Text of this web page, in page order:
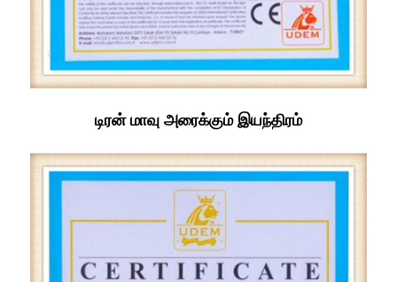
டிரன் மாவு அரைக்கும் இயந்திரம்